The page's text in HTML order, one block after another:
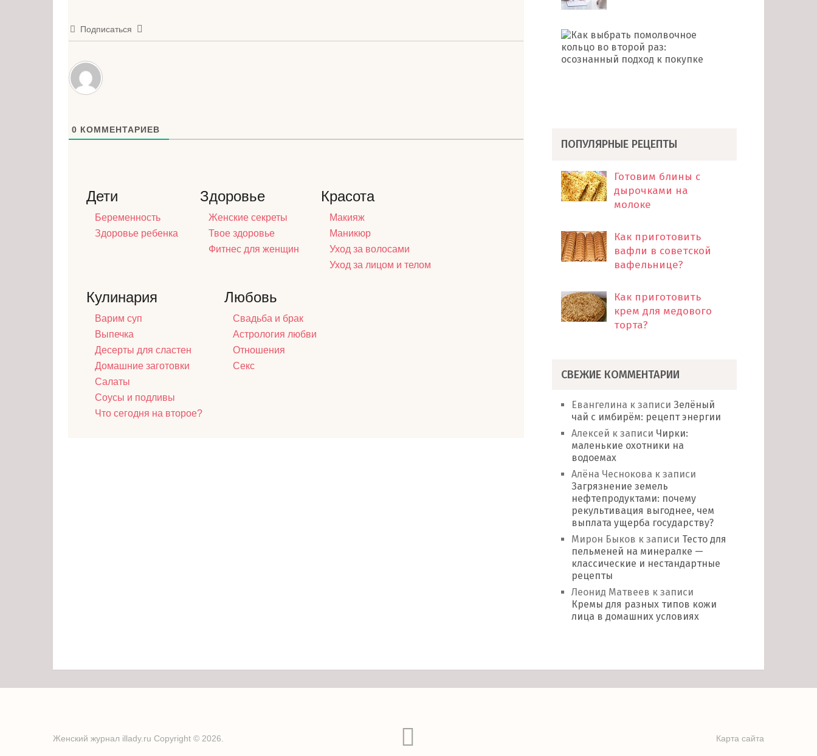
Подписаться
0 КОММЕНТАРИЕВ
Дети
Беременность
Здоровье ребенка
Здоровье
Женские секреты
Твое здоровье
Фитнес для женщин
Красота
Макияж
Маникюр
Уход за волосами
Уход за лицом и телом
Кулинария
Варим суп
Выпечка
Десерты для сластен
Домашние заготовки
Салаты
Соусы и подливы
Что сегодня на второе?
Любовь
Свадьба и брак
Астрология любви
Отношения
Секс
ПОПУЛЯРНЫЕ РЕЦЕПТЫ
Готовим блины с
дырочками на
молоке
Как приготовить
вафли в советской
вафельнице?
Как приготовить
крем для медового
торта?
СВЕЖИЕ КОММЕНТАРИИ
Евангелина к записиЗелёный
чай с имбирём: рецепт энергии
Алексей к записи Чирки:
маленькие охотники на
водоемах
Алёна Чеснокова к записи
Загрязнение земель
нефтепродуктами: почему
рекультивация выгоднее, чем
выплата ущерба государству?
Мирон Быков к записи Тесто для
пельменей на минералке —
классические и нестандартные
рецепты
Леонид Матвеев к записи
Кремы для разных типов кожи
лица в домашних условиях
Женский журнал illady.ru Copyright © 2026. Карта сайта